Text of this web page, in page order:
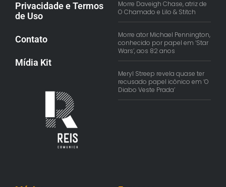
Privacidade e Termos
de Uso
Contato
Mídia Kit
Morre Daveigh Chase, atriz de
O Chamado e Lilo & Stitch
Morre ator Michael Pennington,
conhecido por papel em ‘Star
Wars’, aos 82 anos
Meryl Streep revela quase ter
recusado papel icônico em ‘O
Diabo Veste Prada’